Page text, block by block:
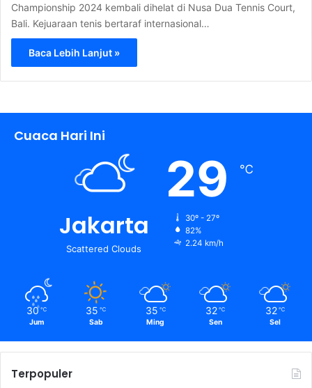
Championship 2024 kembali dihelat di Nusa Dua Tennis Court,
Bali. Kejuaraan tenis bertaraf internasional…
Baca Lebih Lanjut »
Cuaca Hari Ini
Jakarta
Scattered Clouds
29 ℃
30º - 27º
82%
2.24 km/h
30 ℃
Jum
35 ℃
Sab
35 ℃
Ming
32 ℃
Sen
32 ℃
Sel
Terpopuler